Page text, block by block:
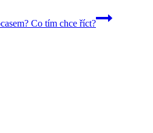
Co tím chce říct?